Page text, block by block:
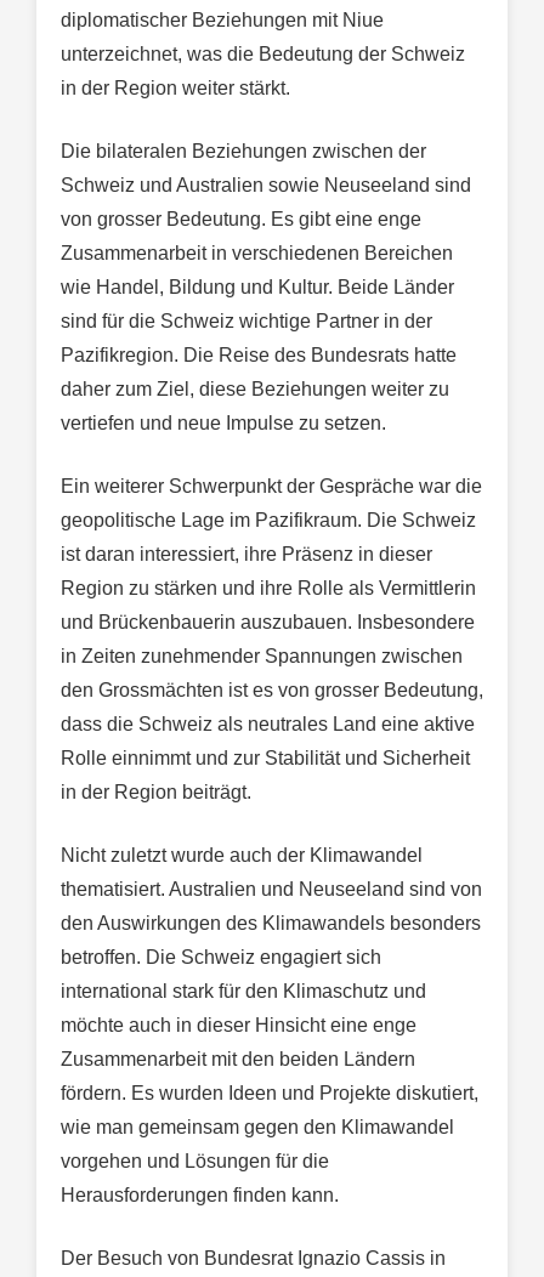
diplomatischer Beziehungen mit Niue
unterzeichnet, was die Bedeutung der Schweiz
in der Region weiter stärkt.
Die bilateralen Beziehungen zwischen der
Schweiz und Australien sowie Neuseeland sind
von grosser Bedeutung. Es gibt eine enge
Zusammenarbeit in verschiedenen Bereichen
wie Handel, Bildung und Kultur. Beide Länder
sind für die Schweiz wichtige Partner in der
Pazifikregion. Die Reise des Bundesrats hatte
daher zum Ziel, diese Beziehungen weiter zu
vertiefen und neue Impulse zu setzen.
Ein weiterer Schwerpunkt der Gespräche war die
geopolitische Lage im Pazifikraum. Die Schweiz
ist daran interessiert, ihre Präsenz in dieser
Region zu stärken und ihre Rolle als Vermittlerin
und Brückenbauerin auszubauen. Insbesondere
in Zeiten zunehmender Spannungen zwischen
den Grossmächten ist es von grosser Bedeutung,
dass die Schweiz als neutrales Land eine aktive
Rolle einnimmt und zur Stabilität und Sicherheit
in der Region beiträgt.
Nicht zuletzt wurde auch der Klimawandel
thematisiert. Australien und Neuseeland sind von
den Auswirkungen des Klimawandels besonders
betroffen. Die Schweiz engagiert sich
international stark für den Klimaschutz und
möchte auch in dieser Hinsicht eine enge
Zusammenarbeit mit den beiden Ländern
fördern. Es wurden Ideen und Projekte diskutiert,
wie man gemeinsam gegen den Klimawandel
vorgehen und Lösungen für die
Herausforderungen finden kann.
Der Besuch von Bundesrat Ignazio Cassis in